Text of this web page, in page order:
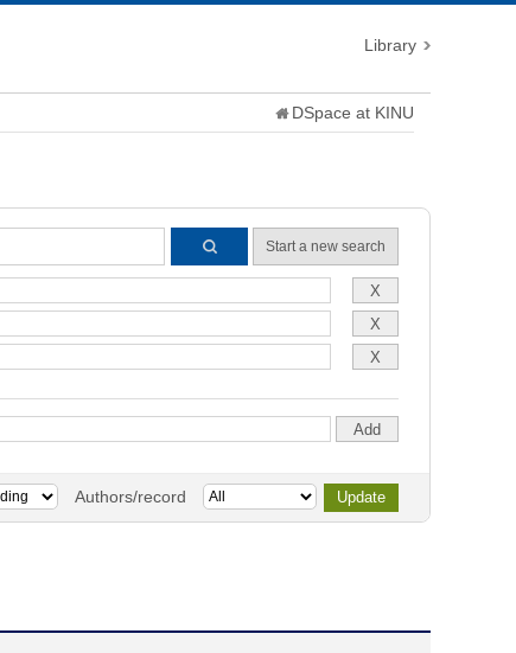
Library
DSpace at KINU
Start a new search
Authors/record